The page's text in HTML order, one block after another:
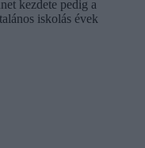
kezdete pedig a
iskolás évek